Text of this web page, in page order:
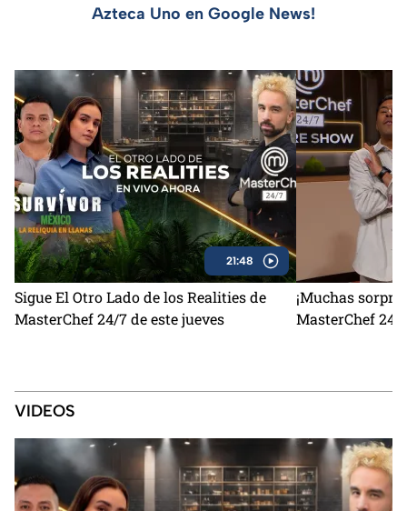
Azteca Uno en Google News!
21:48
Sigue El Otro Lado de los Realities de
MasterChef 24/7 de este jueves
¡Muchas
MasterChef 24/
VIDEOS